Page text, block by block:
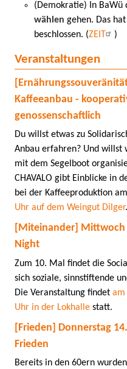
(Demokratie) In BaWü
wählen gehen. Das
beschlossen. (ZEIT )
Veranstaltungen
Kaffeeanbau -
genossenschaftlich
Du willst etwas zu
Anbau erfahren? Und willst
mit dem Segelboot
CHAVALO gibt Einblicke in
bei der Kaffeeproduktion am
Uhr auf dem Weingut Dilger.
[Miteinander]
Night
Zum 10. Mal findet die
sich soziale, sinnstiftende
Die Veranstaltung findet am
Uhr in der Lokhalle statt.
[Frieden] Donnerstag
Frieden
Bereits in den 60ern